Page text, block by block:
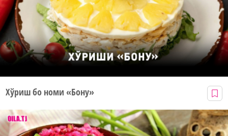
Хўриш бо номи «Бону»